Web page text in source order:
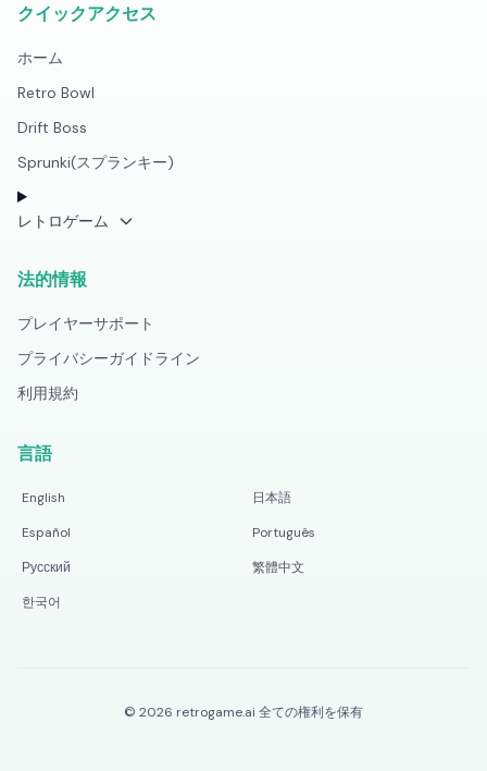
クイックアクセス
ホーム
Retro Bowl
Drift Boss
Sprunki(スプランキー)
レトロゲーム
法的情報
プレイヤーサポート
プライバシーガイドライン
利用規約
言語
English
日本語
Español
Português
Русский
繁體中文
한국어
© 2026 retrogame.ai 全ての権利を保有